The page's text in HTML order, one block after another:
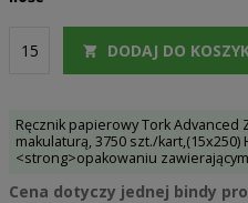
DODAJ DO
Ręcznik papierowy Tork Advanced
makulaturą, 3750 szt./
<strong>opakowaniu
Cena dotyczy jednej bindy